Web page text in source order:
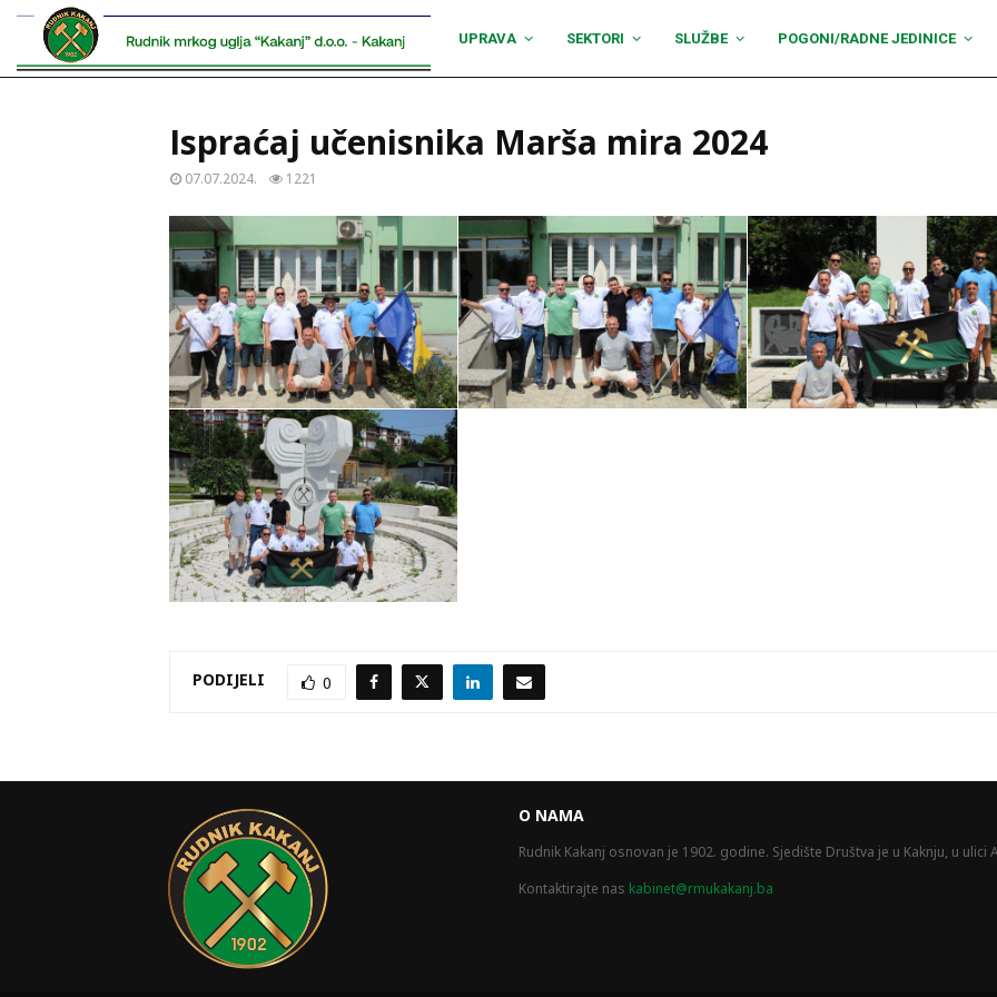
UPRAVA SEKTORI SLUŽBE POGONI/RADNE JEDINICE
Ispraćaj učenisnika Marša mira 2024
07.07.2024. 1221
PODIJELI 0
O NAMA
Rudnik Kakanj osnovan je 1902. godine. Sjedište Društva je u Kaknju, u ulici
Kontaktirajte nas kabinet@rmukakanj.ba